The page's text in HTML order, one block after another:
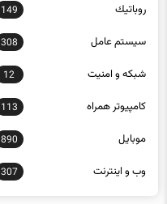
روباتيك 149
سيستم عامل 308
شبكه و امنيت 12
كامپيوتر همراه 113
موبايل 890
وب و اينترنت 307